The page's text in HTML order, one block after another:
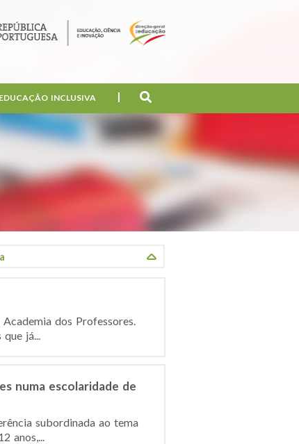
EDUCAÇÃO INCLUSIVA
dos Professores.
já...
numa escolaridade de
subordinada ao tema
anos,...